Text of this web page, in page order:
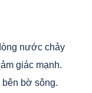
nước chảy
giác mạnh.
bên bờ sông.